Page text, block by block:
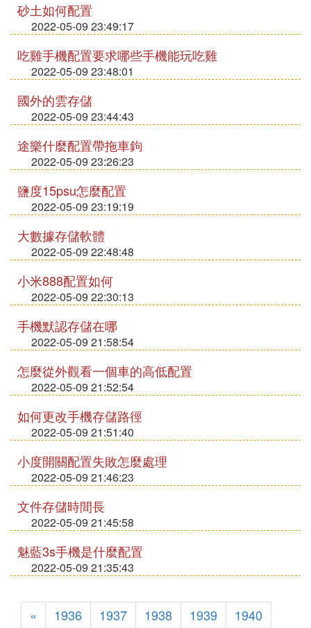
砂土如何配置
2022-05-09 23:49:17
吃雞手機配置要求哪些手機能玩吃雞
2022-05-09 23:48:01
國外的雲存儲
2022-05-09 23:44:43
途樂什麼配置帶拖車鉤
2022-05-09 23:26:23
鹽度15psu怎麼配置
2022-05-09 23:19:19
大數據存儲軟體
2022-05-09 22:48:48
小米888配置如何
2022-05-09 22:30:13
手機默認存儲在哪
2022-05-09 21:58:54
怎麼從外觀看一個車的高低配置
2022-05-09 21:52:54
如何更改手機存儲路徑
2022-05-09 21:51:40
小度開關配置失敗怎麼處理
2022-05-09 21:46:23
文件存儲時間長
2022-05-09 21:45:58
魅藍3s手機是什麼配置
2022-05-09 21:35:43
« 1936 1937 1938 1939
1940